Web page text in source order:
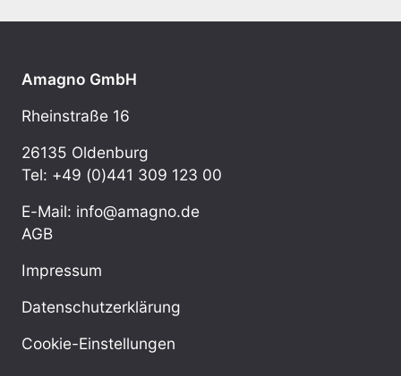
Amagno GmbH
Rheinstraße 16
26135 Oldenburg
Tel: +49 (0)441 309 123 00
E-Mail: info@amagno.de
AGB
Impressum
Datenschutzerklärung
Cookie-Einstellungen